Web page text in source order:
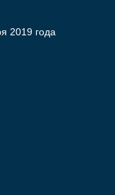
2019 года